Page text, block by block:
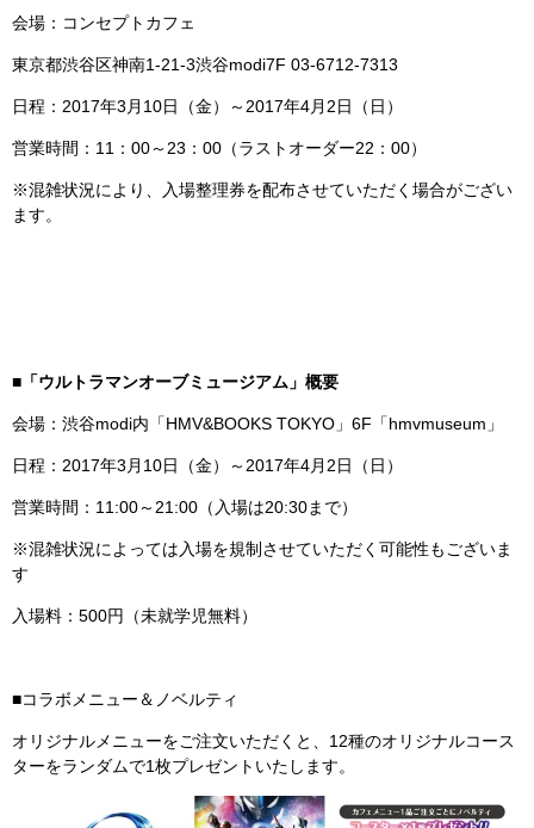
会場：コンセプトカフェ
東京都渋谷区神南1-21-3渋谷modi7F 03-6712-7313
日程：2017年3月10日（金）～2017年4月2日（日）
営業時間：11：00～23：00（ラストオーダー22：00）
※混雑状況により、入場整理券を配布させていただく場合がござい
ます。
■「ウルトラマンオーブミュージアム」概要
会場：渋谷modi内「HMV&BOOKS TOKYO」6F「hmvmuseum」
日程：2017年3月10日（金）～2017年4月2日（日）
営業時間：11:00～21:00（入場は20:30まで）
※混雑状況によっては入場を規制させていただく可能性もございま
す
入場料：500円（未就学児無料）
■コラボメニュー＆ノベルティ
オリジナルメニューをご注文いただくと、12種のオリジナルコース
ターをランダムで1枚プレゼントいたします。